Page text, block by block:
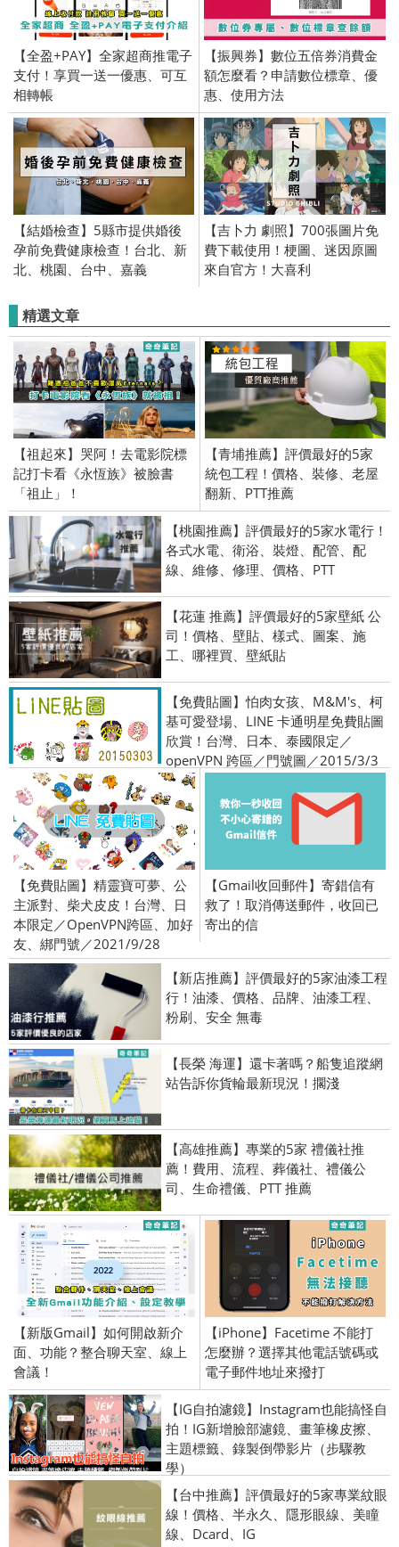
【全盈+PAY】全家超商推電子
支付！享買一送一優惠、可互
相轉帳
【振興券】數位五倍券消費金
額怎麼看？申請數位標章、優
惠、使用方法
【結婚檢查】5縣市提供婚後
孕前免費健康檢查！台北、新
北、桃園、台中、嘉義
【吉卜力 劇照】700張圖片免
費下載使用！梗圖、迷因原圖
來自官方！大喜利
精選文章
【祖起來】哭阿！去電影院標
記打卡看《永恆族》被臉書
「祖止」！
【青埔推薦】評價最好的5家
統包工程！價格、裝修、老屋
翻新、PTT推薦
【桃園推薦】評價最好的5家水電行！
各式水電、衛浴、裝燈、配管、配
線、維修、修理、價格、PTT
【花蓮 推薦】評價最好的5家壁紙 公
司！價格、壁貼、樣式、圖案、施
工、哪裡買、壁紙貼
【免費貼圖】怕肉女孩、M&M's、柯
基可愛登場、LINE 卡通明星免費貼圖
欣賞！台灣、日本、泰國限定／
openVPN 跨區／門號圖／2015/3/3
【免費貼圖】精靈寶可夢、公
主派對、柴犬皮皮！台灣、日
本限定／OpenVPN跨區、加好
友、綁門號／2021/9/28
【Gmail收回郵件】寄錯信有
救了！取消傳送郵件，收回已
寄出的信
【新店推薦】評價最好的5家油漆工程
行！油漆、價格、品牌、油漆工程、
粉刷、安全 無毒
【長榮 海運】還卡著嗎？船隻追蹤網
站告訴你貨輪最新現況！擱淺
【高雄推薦】專業的5家 禮儀社推
薦！費用、流程、葬儀社、禮儀公
司、生命禮儀、PTT 推薦
【新版Gmail】如何開啟新介
面、功能？整合聊天室、線上
會議！
【iPhone】Facetime 不能打
怎麼辦？選擇其他電話號碼或
電子郵件地址來撥打
【IG自拍濾鏡】Instagram也能搞怪自
拍！IG新增臉部濾鏡、畫筆橡皮擦、
主題標籤、錄製倒帶影片（步驟教
學）
【台中推薦】評價最好的5家專業紋眼
線！價格、半永久、隱形眼線、美瞳
線、Dcard、IG